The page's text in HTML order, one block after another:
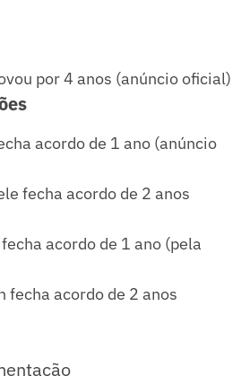
por 4 anos (anúncio oficial)
acordo de 1 ano (anúncio
fecha acordo de 2 anos
acordo de 1 ano (pela
fecha acordo de 2 anos